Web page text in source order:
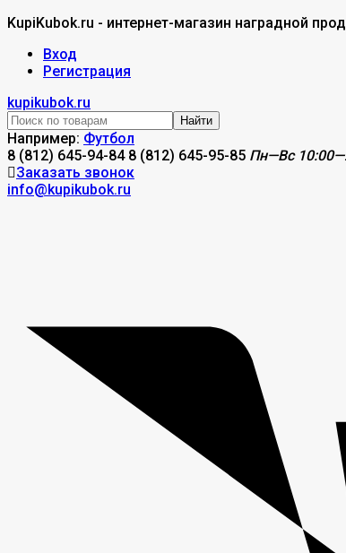
KupiKubok.ru - интернет-магазин наградной
Вход
Регистрация
kupikubok.ru
Найти
Например: Футбол
8 (812) 645-94-84 8 (812) 645-95-85 Пн—Вс
Заказать звонок
info@kupikubok.ru